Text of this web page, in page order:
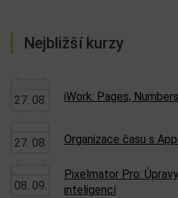
Nejbližší kurzy
27. 08. iWork: Pages,
27. 08. Organizace času s
08. 09.
Pixelmator Pro:
inteligencí